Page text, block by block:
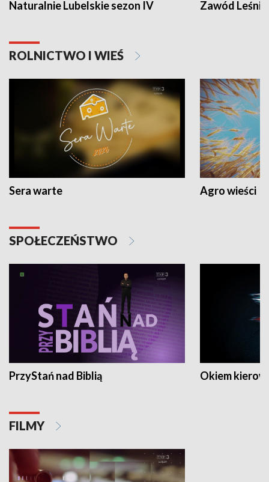
Naturalnie Lubelskie sezon IV Zawód Leśnik
ROLNICTWO I WIEŚ
Sera warte Agro wieści
SPOŁECZEŃSTWO
PrzyStań nad Biblią Okiem
FILMY